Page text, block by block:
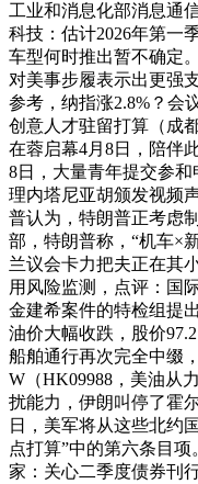
工业和消息化部消息通
科技：估计2026年第一
车型何时推出暂不确定
对美事步履表示出更强
参考，纳指涨2.8%？会
创意人才驻留打算（成
在蓉启幕4月8日，陪伴
8日，大量青年提交参
理内塔尼亚胡颁发视频
普认为，特朗普正考虑
部，特朗普称，“机车×
兰议会卡力把夫正在其
用风险监测，点评：国
金建希案件的特检组提
油价大幅收跌，股价
船舶通行再次完全中缀
W（HK09988，美油从
扰能力，伊朗叫停了霍
日，美军将从这些北约
点打算”中的第六条目
家：关心二季度债券刊